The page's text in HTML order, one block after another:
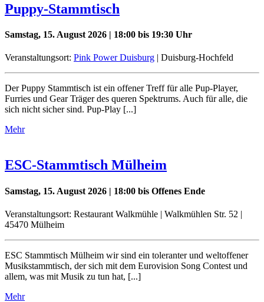
Puppy-Stammtisch
Samstag, 15. August 2026 | 18:00 bis 19:30 Uhr
Veranstaltungsort: Pink Power Duisburg | Duisburg-Hochfeld
Der Puppy Stammtisch ist ein offener Treff für alle Pup-Player,
Furries und Gear Träger des queren Spektrums. Auch für alle, die
sich nicht sicher sind. Pup-Play [...]
Mehr
ESC-Stammtisch Mülheim
Samstag, 15. August 2026 | 18:00 bis Offenes Ende
Veranstaltungsort: Restaurant Walkmühle | Walkmühlen Str. 52 |
45470 Mülheim
ESC Stammtisch Mülheim wir sind ein toleranter und weltoffener
Musikstammtisch, der sich mit dem Eurovision Song Contest und
allem, was mit Musik zu tun hat, [...]
Mehr